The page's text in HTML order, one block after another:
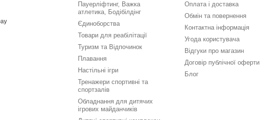
Пауерліфтинг, Важка
атлетика, Бодібілдінг
Єдиноборства
Товари для реабілітації
Туризм та Відпочинок
Плавання
Настільні ігри
Тренажери спортивні та
спортзалів
Обладнання для дитячих
ігрових майданчиків
Оплата і доставка
Обмін та повернення
Контактна інформація
Угода користувача
Відгуки про магазин
Договір публічної оферти
Блог